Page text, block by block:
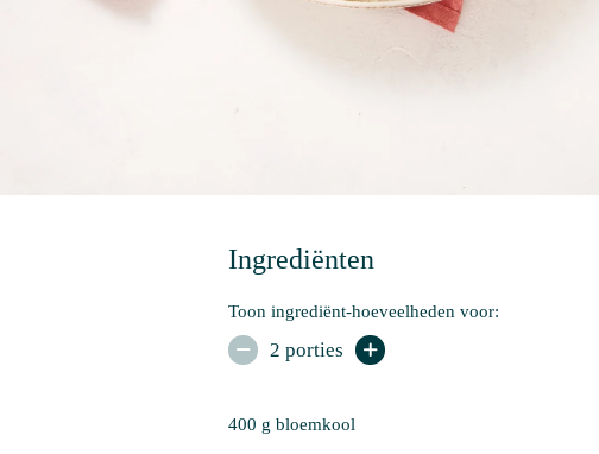
Ingrediënten
Toon ingrediënt-hoeveelheden voor:
 2 porties 
400 g bloemkool